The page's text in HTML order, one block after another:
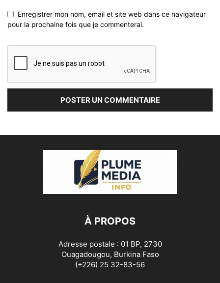
Enregistrer mon nom, email et site web dans ce navigateur
pour la prochaine fois que je commenterai.
À PROPOS
Adresse postale : 01 BP, 2730
Ouagadougou, Burkina Faso
(+226) 25 32-83-56